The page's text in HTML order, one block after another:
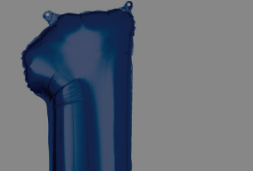
slideshow Items